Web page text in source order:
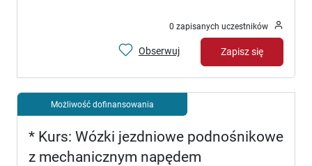
0 zapisanych uczestników
Obserwuj Zapisz się
Możliwość dofinansowania
* Kurs: Wózki jezdniowe podnośnikowe
z mechanicznym napędem